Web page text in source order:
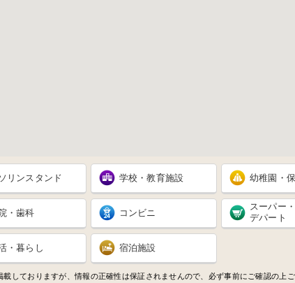
リンスタンド 学校・教育施設 幼稚園・
・歯科 コンビニ
スーパー・
デパート
・暮らし 宿泊施設
しておりますが、情報の正確性は保証されませんので、必ず事前にご確認の上